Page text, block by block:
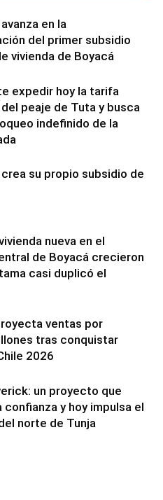
en la
del primer subsidio
vivienda de Boyacá
expedir hoy la tarifa
peaje de Tuta y busca
indefinido de la
su propio subsidio de
nueva en el
de Boyacá crecieron
casi duplicó el
ventas por
tras conquistar
2026
un proyecto que
confianza y hoy impulsa el
norte de Tunja